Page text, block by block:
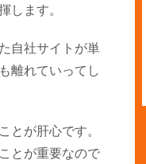
ます。
自社サイトが単
離れていってし
が肝心です。
とが重要なので